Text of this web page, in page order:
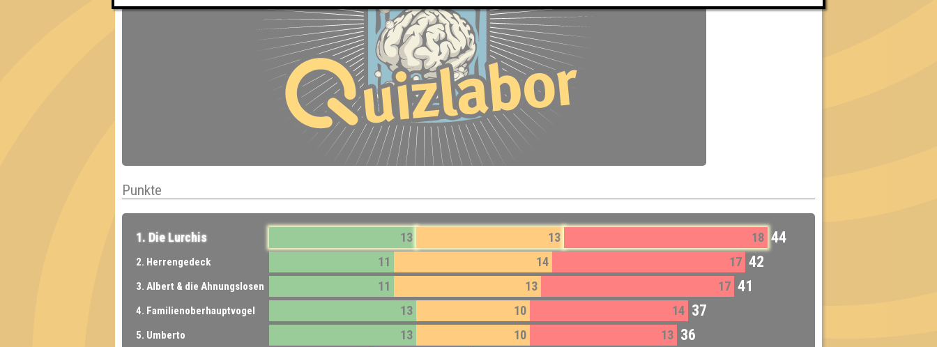
Punkte
1. Die Lurchis 13 13 18 44
2. Herrengedeck 11 14 17 42
3. Albert & die Ahnungslosen 11 13 17 41
4. Familienoberhauptvogel 13 10 14 37
5. Umberto 13 10 13 36